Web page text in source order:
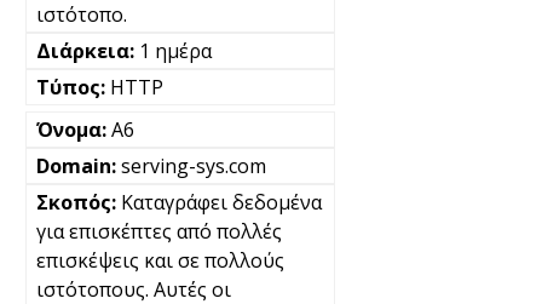
ιστότοπο.
1 ημέρα
HTTP
A6
serving-sys.com
Καταγράφει δεδομένα
για επισκέπτες από πολλές
επισκέψεις και σε πολλούς
ιστότοπους. Αυτές οι